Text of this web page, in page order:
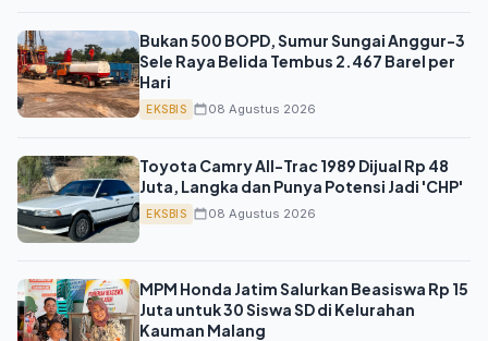
Bukan 500 BOPD, Sumur Sungai Anggur-3
Sele Raya Belida Tembus 2.467 Barel per
Hari
EKSBIS 08 Agustus 2026
Toyota Camry All-Trac 1989 Dijual Rp 48
Juta, Langka dan Punya Potensi Jadi 'CHP'
EKSBIS 08 Agustus 2026
MPM Honda Jatim Salurkan Beasiswa Rp 15
Juta untuk 30 Siswa SD di Kelurahan
Kauman Malang